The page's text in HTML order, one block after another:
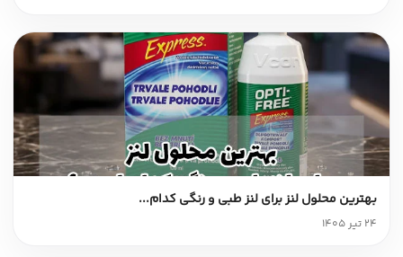
بهترین محلول لنز برای لنز طبی و رنگی کدام...
24 تیر 1405